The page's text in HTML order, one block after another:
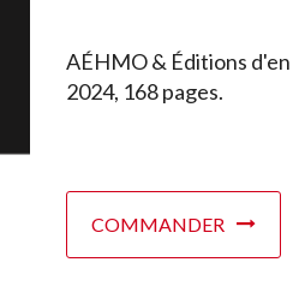
AÉHMO & Éditions d'en
2024, 168 pages.
COMMANDER